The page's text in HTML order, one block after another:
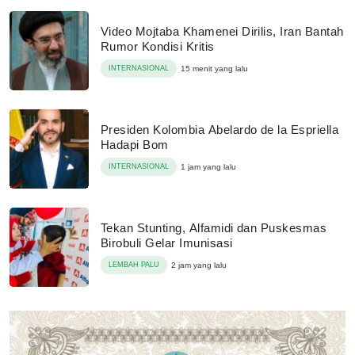
Video Mojtaba Khamenei Dirilis, Iran Bantah
Rumor Kondisi Kritis
INTERNASIONAL 15 menit yang lalu
Presiden Kolombia Abelardo de la Espriella
Hadapi Bom
INTERNASIONAL 1 jam yang lalu
Tekan Stunting, Alfamidi dan Puskesmas
Birobuli Gelar Imunisasi
LEMBAH PALU 2 jam yang lalu